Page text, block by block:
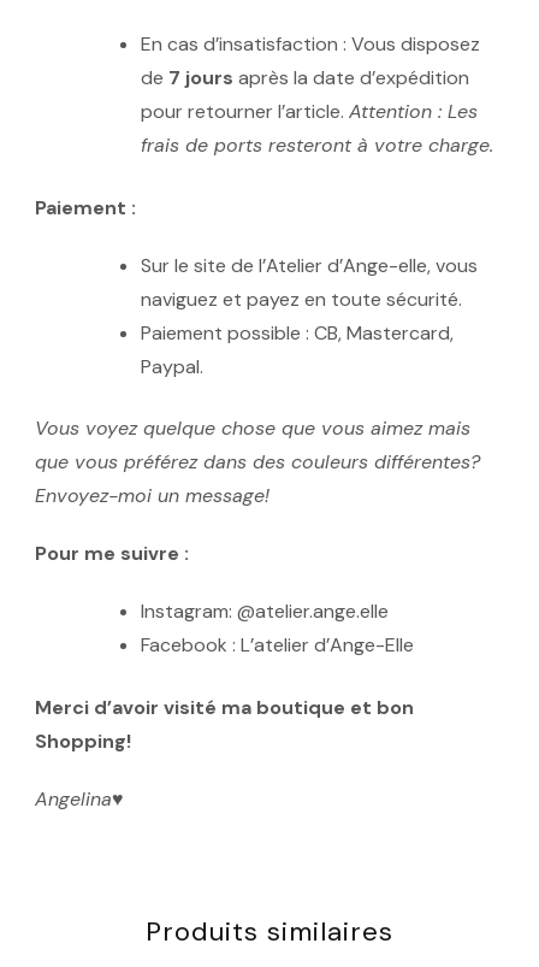
En cas d’insatisfaction : Vous disposez
de 7 jours après la date d’expédition
pour retourner l’article. Attention : Les
frais de ports resteront à votre charge.
Paiement :
Sur le site de l’Atelier d’Ange-elle, vous
naviguez et payez en toute sécurité.
Paiement possible : CB, Mastercard,
Paypal.
Vous voyez quelque chose que vous aimez mais
que vous préférez dans des couleurs différentes?
Envoyez-moi un message!
Pour me suivre :
Instagram: @atelier.ange.elle
Facebook : L’atelier d’Ange-Elle
Merci d’avoir visité ma boutique et bon
Shopping!
Angelina♥️
Produits similaires